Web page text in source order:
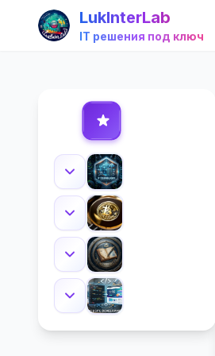
LukInterLab
IT решения под ключ